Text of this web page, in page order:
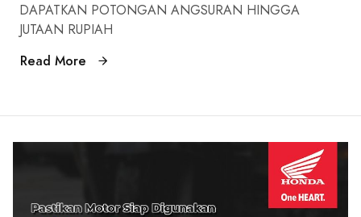
DAPATKAN POTONGAN ANGSURAN HINGGA
JUTAAN RUPIAH
Read More